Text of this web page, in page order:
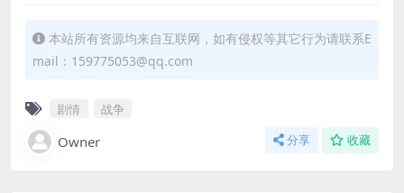
本站所有资源均来自互联网，如有侵权等其它行为请联系E
mail：159775053@qq.com
剧情 战争
Owner 分享 收藏